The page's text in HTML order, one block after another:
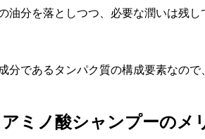
油分を落としつつ、必要な潤いは残
分であるタンパク質の構成要素なので
ミノ酸シャンプーのメ